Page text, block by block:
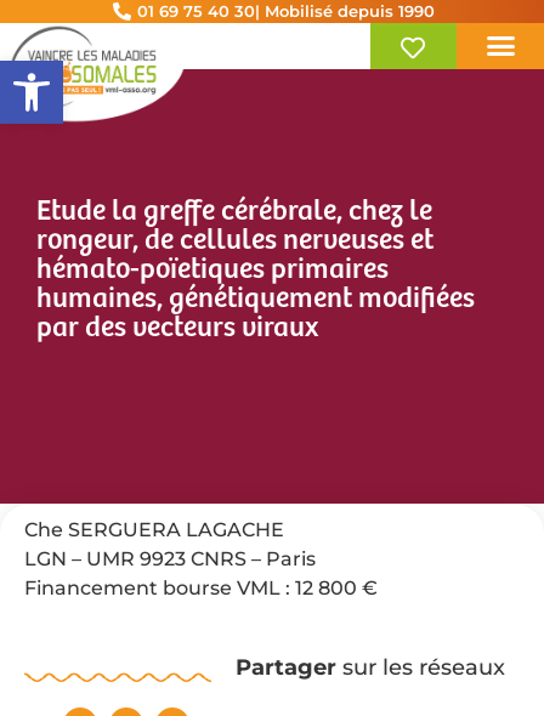
Ouvrir la barre d’outils
01 69 75 40 30| Mobilisé depuis 1990
Etude la greffe cérébrale, chez le
rongeur, de cellules nerveuses et
hémato-poïetiques primaires
humaines, génétiquement modifiées
par des vecteurs viraux
Che SERGUERA LAGACHE
LGN – UMR 9923 CNRS – Paris
Financement bourse VML : 12 800 €
Partagersur les réseaux